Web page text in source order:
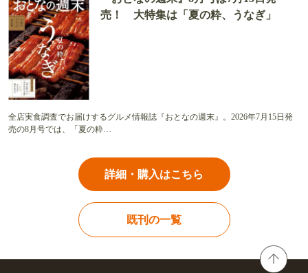
売！ 大特集は「夏の粋、うなぎ」
全店実食調査でお届けするグルメ情報誌『おとなの週末』。2026年7月15日発
売の8月号では、「夏の粋…
詳細・購入はこちら
既刊の一覧